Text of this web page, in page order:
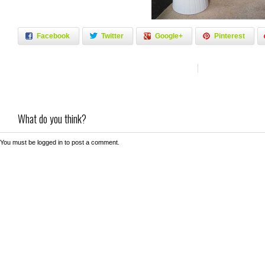
Facebook Twitter Google+ Pinterest
What do you think?
You must be logged in to post a comment.